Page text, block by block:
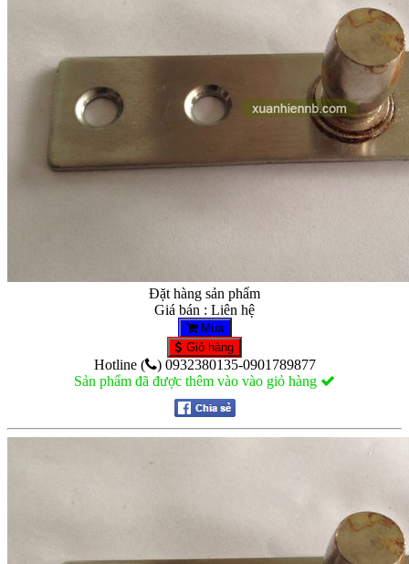
Đặt hàng sản phẩm
Giá bán : Liên hệ
Mua
Giỏ hàng
Hotline (
) 0932380135-0901789877
Sản phẩm đã được thêm vào vào giỏ hàng